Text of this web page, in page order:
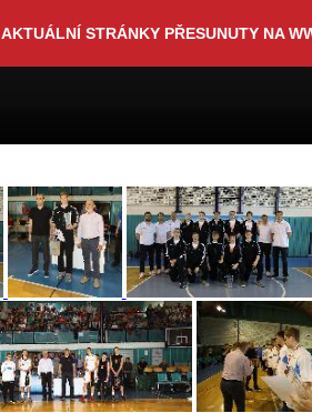
AKTUÁLNÍ STRÁNKY PŘESUNUTY NA